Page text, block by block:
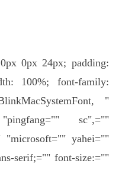
0px 24px; padding:
100%; font-family:
"
sc",=""
"microsoft="" yahei=""
serif;="" font-size:=""